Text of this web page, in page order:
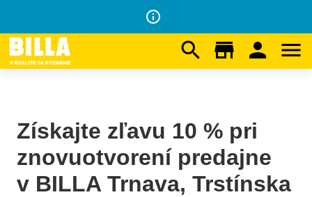
info_outline
search store person menu
Na domovskú stránku
Získajte zľavu 10 % pri znovuotvorení predajne v Trnave
Získajte zľavu 10 % pri
znovuotvorení predajne
v BILLA Trnava, Trstínska